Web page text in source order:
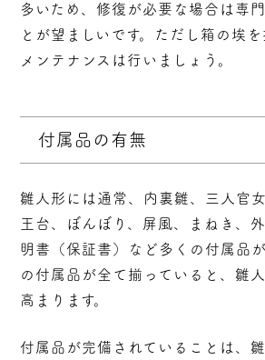
多いため、修復が必要な場合は専
とが望ましいです。ただし箱の埃
メンテナンスは行いましょう。
付属品の有無
雛人形には通常、内裏雛、三人官
王台、ぼんぼり、屏風、まねき、
明書（保証書）など多くの付属品
の付属品が全て揃っていると、雛
高まります。
付属品が完備されていることは、